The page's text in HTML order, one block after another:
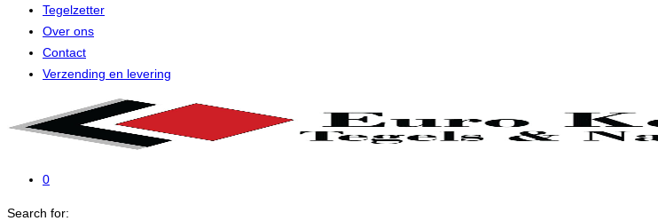
Tegelzetter
Over ons
Contact
Verzending en levering
0
Search for: